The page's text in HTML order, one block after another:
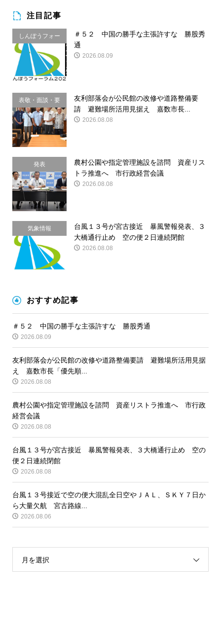
注目記事
しんぽうフォー
ラム
＃５２ 中国の勝手な主張許すな 勝股秀
通
2026.08.09
表敬・面談・要
請
友利部落会が公民館の改修や道路整備要
請 避難場所活用見据え 嘉数市長...
2026.08.08
発表
農村公園や指定管理施設を諮問 資産リス
トラ推進へ 市行政経営会議
2026.08.08
気象情報
台風１３号が宮古接近 暴風警報発表、３
大橋通行止め 空の便２日連続閉館
2026.08.08
おすすめ記事
＃５２ 中国の勝手な主張許すな 勝股秀通
2026.08.09
友利部落会が公民館の改修や道路整備要請 避難場所活用見据
え 嘉数市長「優先順...
2026.08.08
農村公園や指定管理施設を諮問 資産リストラ推進へ 市行政
経営会議
2026.08.08
台風１３号が宮古接近 暴風警報発表、３大橋通行止め 空の
便２日連続閉館
2026.08.08
台風１３号接近で空の便大混乱全日空やＪＡＬ、ＳＫＹ７日か
ら大量欠航 宮古路線...
2026.08.06
月を選択